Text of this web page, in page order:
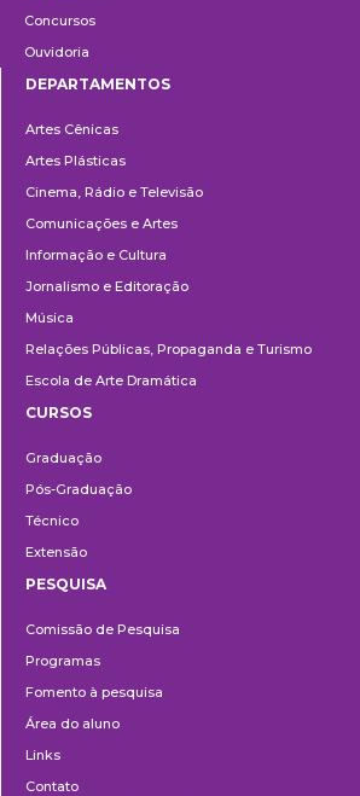
Concursos
Ouvidoria
DEPARTAMENTOS
Artes Cênicas
Artes Plásticas
Cinema, Rádio e Televisão
Comunicações e Artes
Informação e Cultura
Jornalismo e Editoração
Música
Relações Públicas, Propaganda e Turismo
Escola de Arte Dramática
CURSOS
Graduação
Pós-Graduação
Técnico
Extensão
PESQUISA
Comissão de Pesquisa
Programas
Fomento à pesquisa
Área do aluno
Links
Contato